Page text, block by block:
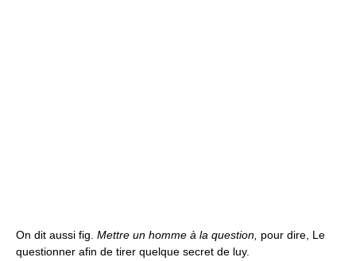
On dit aussi fig. Mettre un homme à la question, pour dire, Le
questionner afin de tirer quelque secret de luy.